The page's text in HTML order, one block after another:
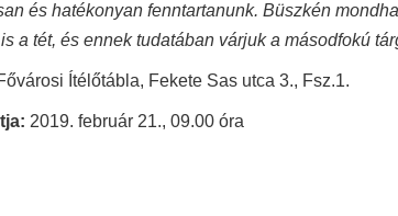
és hatékonyan fenntartanunk. Büszkén
a tét, és ennek tudatában várjuk a másodfokú
Ítélőtábla, Fekete Sas utca 3., Fsz.1.
2019. február 21., 09.00 óra